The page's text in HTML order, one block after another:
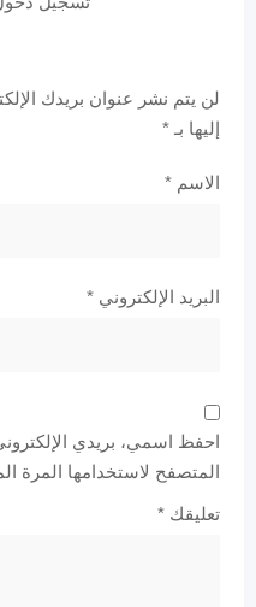
لن يتم نشر عنوان بريدك
إليها بـ *
الاسم *
البريد الإلكتروني *
احفظ اسمي، بريدي
المتصفح لاستخدامها المرة
تعليقك *